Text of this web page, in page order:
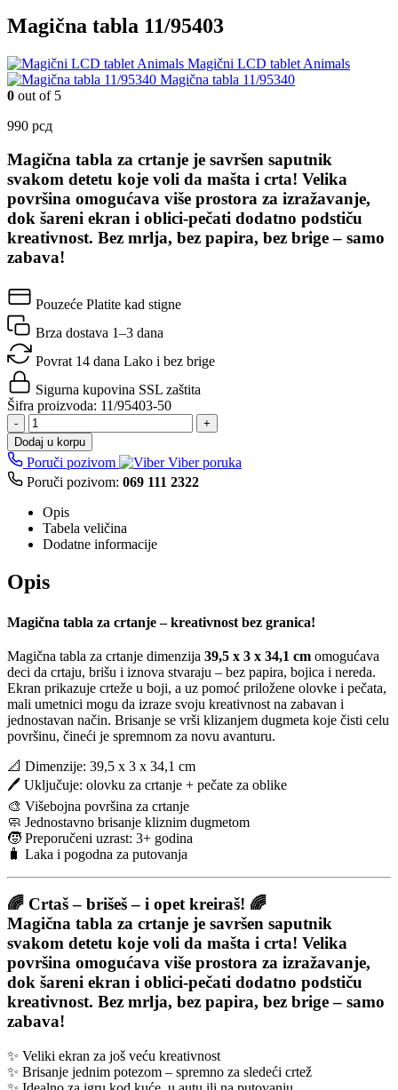
Magična tabla 11/95403
Magični LCD tablet Animals
Magična tabla 11/95340
0 out of 5
990 рсд
Magična tabla za crtanje je savršen saputnik
svakom detetu koje voli da mašta i crta! Velika
površina omogućava više prostora za izražavanje,
dok šareni ekran i oblici-pečati dodatno podstiču
kreativnost. Bez mrlja, bez papira, bez brige – samo
zabava!
Pouzeće Platite kad stigne
Brza dostava 1–3 dana
Povrat 14 dana Lako i bez brige
Sigurna kupovina SSL zaštita
Šifra proizvoda: 11/95403-50
-
+
Dodaj u korpu
Poruči pozivom
Viber poruka
Poruči pozivom: 069 111 2322
Opis
Tabela veličina
Dodatne informacije
Opis
Magična tabla za crtanje – kreativnost bez granica!
Magična tabla za crtanje dimenzija 39,5 x 3 x 34,1 cm omogućava
deci da crtaju, brišu i iznova stvaraju – bez papira, bojica i nereda.
Ekran prikazuje crteže u boji, a uz pomoć priložene olovke i pečata,
mali umetnici mogu da izraze svoju kreativnost na zabavan i
jednostavan način. Brisanje se vrši klizanjem dugmeta koje čisti celu
površinu, čineći je spremnom za novu avanturu.
📐 Dimenzije: 39,5 x 3 x 34,1 cm
🖊️ Uključuje: olovku za crtanje + pečate za oblike
🎨 Višebojna površina za crtanje
🧼 Jednostavno brisanje kliznim dugmetom
🧒 Preporučeni uzrast: 3+ godina
🧳 Laka i pogodna za putovanja
🌈 Crtaš – brišeš – i opet kreiraš! 🌈
Magična tabla za crtanje je savršen saputnik
svakom detetu koje voli da mašta i crta! Velika
površina omogućava više prostora za izražavanje,
dok šareni ekran i oblici-pečati dodatno podstiču
kreativnost. Bez mrlja, bez papira, bez brige – samo
zabava!
✨ Veliki ekran za još veću kreativnost
✨ Brisanje jednim potezom – spremno za sledeći crtež